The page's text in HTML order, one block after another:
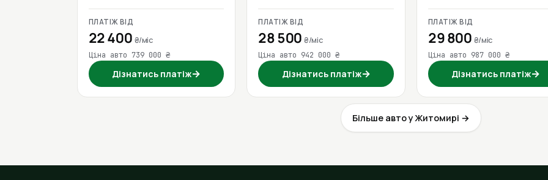
ПЛАТІЖ ВІД
22 400 ₴/міс
Ціна авто 739 000 ₴
Дізнатись платіж→
ПЛАТІЖ ВІД
28 500₴/міс
Ціна авто 942 000 ₴
Дізнатись платіж→
ПЛАТІЖ ВІД
29 800 ₴/міс
Ціна авто 987 000 ₴
Дізнатись платіж→
Більше авто у Житомирі →